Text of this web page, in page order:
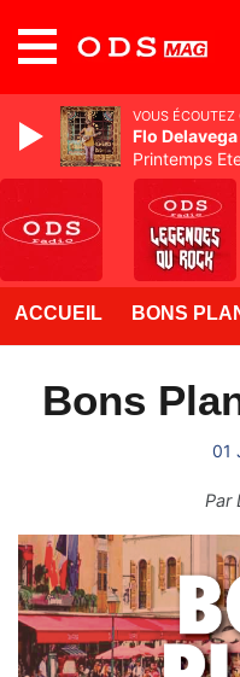
ACCUEIL BONS
Bons
01
Par
VOUS ÉCOUTEZ
Flo Delavega
Printemps